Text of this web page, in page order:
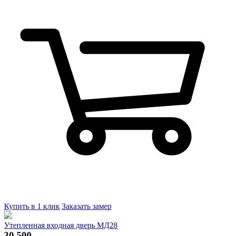
Купить в 1 клик Заказать замер
Утепленная входная дверь МД28